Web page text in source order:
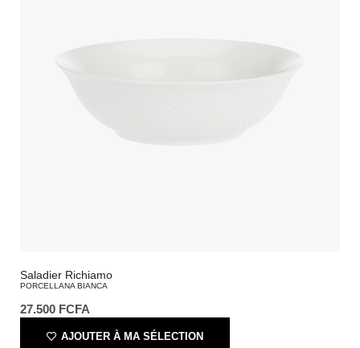
Saladier Richiamo
PORCELLANA BIANCA
27.500 FCFA
AJOUTER À MA SÉLECTION